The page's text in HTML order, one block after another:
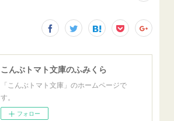
こんぶトマト文庫のふみくら
「こんぶトマト文庫」のホームページで
す。
フォロー